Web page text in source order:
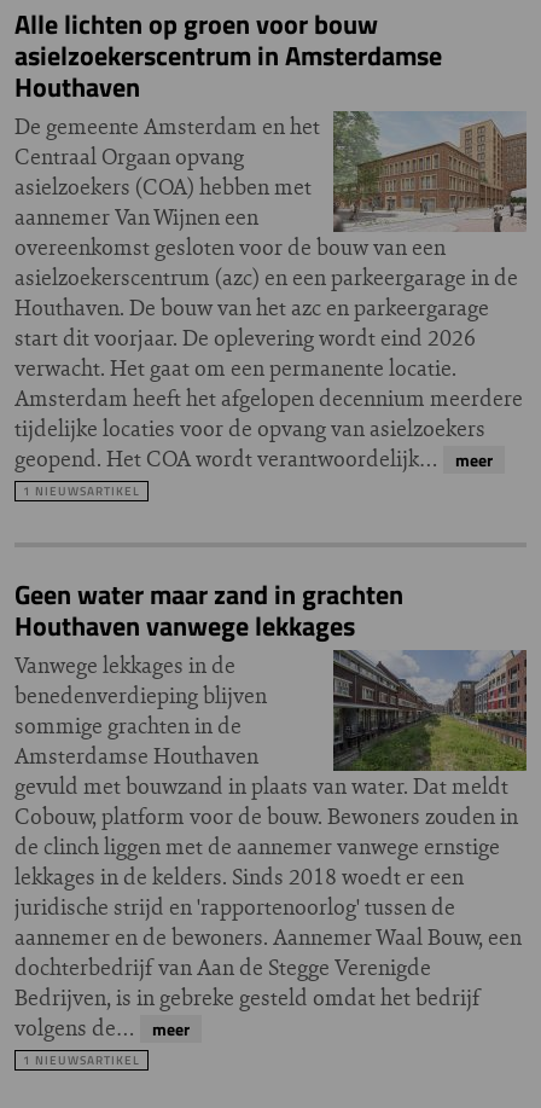
Alle lichten op groen voor bouw
asielzoekerscentrum in Amsterdamse
Houthaven
De gemeente Amsterdam en het
Centraal Orgaan opvang
asielzoekers (COA) hebben met
aannemer Van Wijnen een
overeenkomst gesloten voor de bouw van een
asielzoekerscentrum (azc) en een parkeergarage in de
Houthaven. De bouw van het azc en parkeergarage
start dit voorjaar. De oplevering wordt eind 2026
verwacht. Het gaat om een permanente locatie.
Amsterdam heeft het afgelopen decennium meerdere
tijdelijke locaties voor de opvang van asielzoekers
geopend. Het COA wordt verantwoordelijk…
meer
1 NIEUWSARTIKEL
Geen water maar zand in grachten
Houthaven vanwege lekkages
Vanwege lekkages in de
benedenverdieping blijven
sommige grachten in de
Amsterdamse Houthaven
gevuld met bouwzand in plaats van water. Dat meldt
Cobouw, platform voor de bouw. Bewoners zouden in
de clinch liggen met de aannemer vanwege ernstige
lekkages in de kelders. Sinds 2018 woedt er een
juridische strijd en 'rapportenoorlog' tussen de
aannemer en de bewoners. Aannemer Waal Bouw, een
dochterbedrijf van Aan de Stegge Verenigde
Bedrijven, is in gebreke gesteld omdat het bedrijf
volgens de…
meer
1 NIEUWSARTIKEL